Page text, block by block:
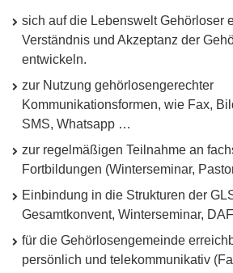
sich auf die Lebenswelt Gehörloser
Verständnis und Akzeptanz der
entwickeln.
zur Nutzung gehörlosengerechter
Kommunikationsformen, wie Fax,
SMS, Whatsapp …
zur regelmäßigen Teilnahme an
Fortbildungen (Winterseminar,
Einbindung in die Strukturen der
Gesamtkonvent, Winterseminar,
für die Gehörlosengemeinde
persönlich und telekommunikativ